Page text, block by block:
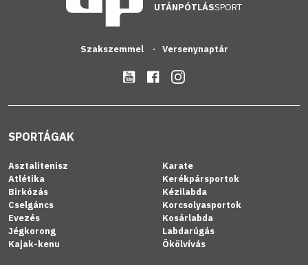
UTÁNPÓTLÁSSPORT
Szakszemmel Versenynaptár
SPORTÁGAK
Asztalitenisz
Atlétika
Birkózás
Cselgáncs
Evezés
Jégkorong
Kajak-kenu
Karate
Kerékpársportok
Kézilabda
Korcsolyasportok
Kosárlabda
Labdarúgás
Ökölvívás